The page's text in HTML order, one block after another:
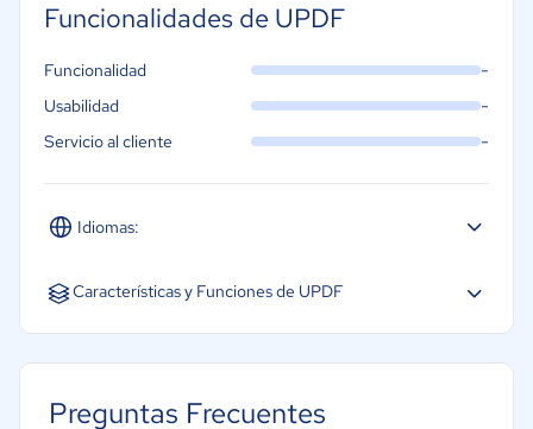
Funcionalidades de UPDF
Idiomas:
Español Inglés Portugués
Funcionalidad -
Usabilidad -
Servicio al cliente -
Características y Funciones de UPDF
Preguntas Frecuentes